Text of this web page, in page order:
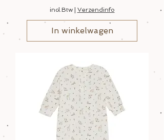
incl.Btw | Verzendinfo
In winkelwagen